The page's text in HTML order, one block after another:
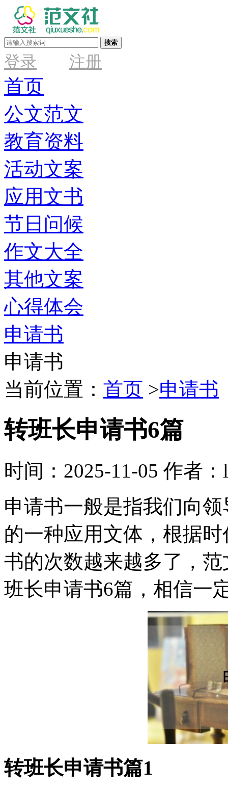
搜索
登录 注册
首页
公文范文
教育资料
活动文案
应用文书
节日问候
作文大全
其他文案
心得体会
申请书
申请书
当前位置： 首页 >申请书
转班长申请书6篇
时间：2025-11-05 作者：
申请书一般是指我们向
的一种应用文体，根据
书的次数越来越多了，
班长申请书6篇，相信一
转班长申请书篇1